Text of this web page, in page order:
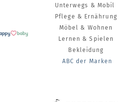
Unterwegs & Mobil
Pflege & Ernährung
Möbel & Wohnen
Lernen & Spielen
Bekleidung
ABC der Marken